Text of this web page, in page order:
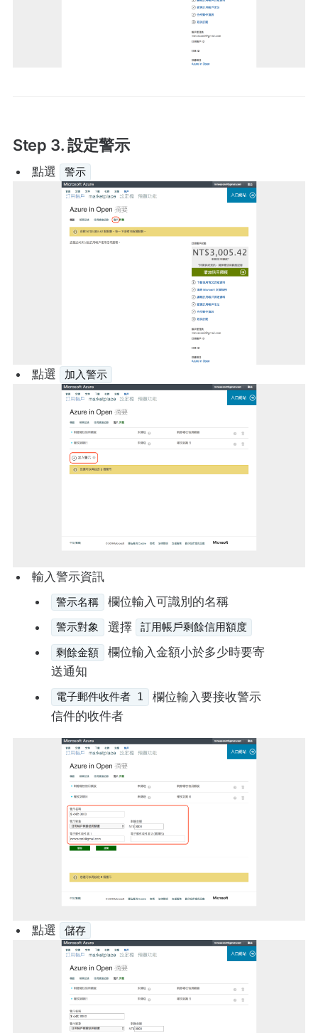
Step 3. 設定警示
點選 警示
點選 加入警示
輸入警示資訊
警示名稱 欄位輸入可識別的名稱
警示對象 選擇
訂用帳戶剩餘信用額度
剩餘金額
欄位輸入金額小於多少時要寄
送通知
電子郵件收件者 1
欄位輸入要接收警示
信件的收件者
點選 儲存